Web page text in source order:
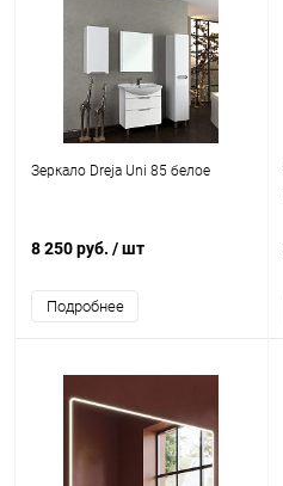
Зеркало Dreja Uni 85 белое
8 250 руб. / шт
Подробнее